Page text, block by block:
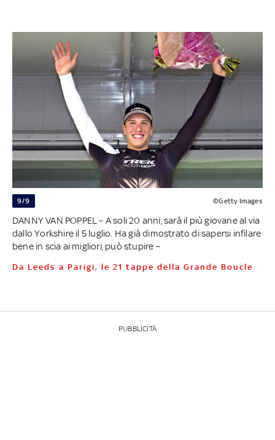
9/9 ©Getty Images
DANNY VAN POPPEL – A soli 20 anni, sarà il più giovane al via
dallo Yorkshire il 5 luglio. Ha già dimostrato di sapersi infilare
bene in scia ai migliori, può stupire –
Da Leeds a Parigi, le 21 tappe della Grande Boucle
PUBBLICITÀ